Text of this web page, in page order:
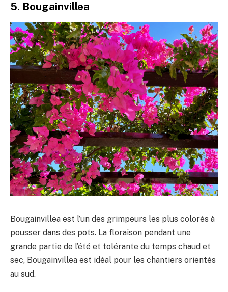
5. Bougainvillea
Bougainvillea est l’un des grimpeurs les plus colorés à
pousser dans des pots. La floraison pendant une
grande partie de l’été et tolérante du temps chaud et
sec, Bougainvillea est idéal pour les chantiers orientés
au sud.